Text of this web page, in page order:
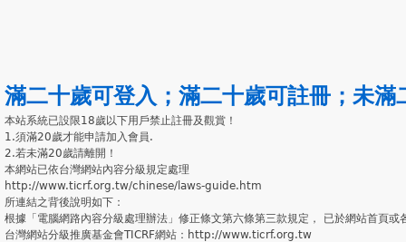
滿二十歲可登入 ； 滿二十歲可註冊 ； 未滿
本站系統已設限18歲以下用戶禁止註冊及觀賞！
1.須滿20歲才能申請加入會員.
2.若未滿20歲請離開！
本網站已依台灣網站內容分級規定處理
http://www.ticrf.org.tw/chinese/laws-guide.htm
所連結之背後說明如下：
根據「電腦網路內容分級處理辦法」修正條文第六條第三款規定， 已於網站首頁
台灣網站分級推廣基金會TICRF網站：http://www.ticrf.org.tw